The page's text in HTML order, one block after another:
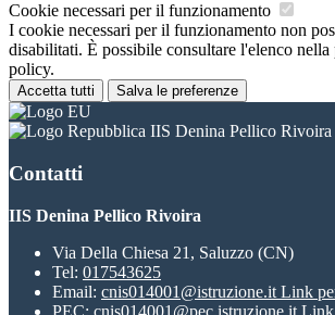
Cookie necessari per il funzionamento
I cookie necessari per il funzionamento non
disabilitati. È possibile consultare l'elenco
policy.
Accetta tutti Salva le preferenze
IIS Denina Pellico Rivoira
Contatti
IIS Denina Pellico Rivoira
Via Della Chiesa 21, Saluzzo (CN)
Tel: 017543625
Email: cnis014001@istruzione.it Link
PEC: cnis014001@pec.istruzione.it Link